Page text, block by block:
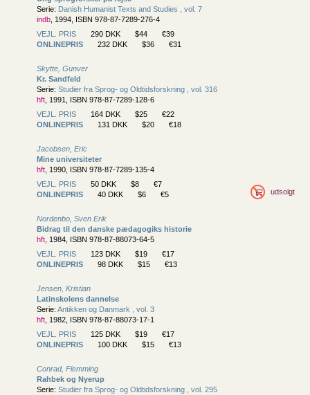
Serie: Danish Humanist Texts and Studies , vol. 7
indb , 1994, ISBN 978-87-7289-276-4
VEJL. PRIS
290 DKK $44
€39
ONLINEPRIS
232 DKK $36 €31
Skytte, Gunver
Kr. Sandfeld
Serie: Studier fra Sprog- og Oldtidsforskning , vol. 316
hft , 1991, ISBN 978-87-7289-128-6
VEJL. PRIS
164 DKK $25
€22
ONLINEPRIS
131 DKK $20 €18
Jacobsen, Eric
Mine universiteter
hft , 1990, ISBN 978-87-7289-135-4
VEJL. PRIS
50 DKK $8
€7
ONLINEPRIS
40 DKK $6 €5 udsolgt
Nordenbo, Sven Erik
Bidrag til den danske pædagogiks historie
hft , 1984, ISBN 978-87-88073-64-5
VEJL. PRIS
123 DKK $19
€17
ONLINEPRIS
98 DKK $15 €13
Jensen, Kristian
Latinskolens dannelse
Serie: Antikken og Danmark , vol. 3
hft , 1982, ISBN 978-87-88073-17-1
VEJL. PRIS
125 DKK $19
€17
ONLINEPRIS
100 DKK $15 €13
Conrad, Flemming
Rahbek og Nyerup
Serie: Studier fra Sprog- og Oldtidsforskning , vol. 295